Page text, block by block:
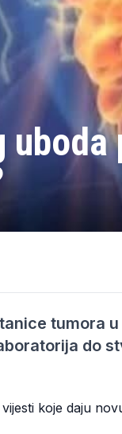
uboda
tumora
do
koje daju